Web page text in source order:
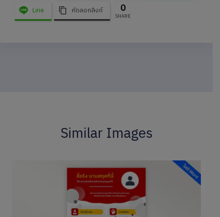
Line
คัดลอกลิงก์ 0
SHARE
Similar Images